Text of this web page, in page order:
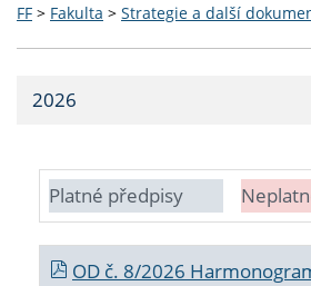
FF > Fakulta > Strategie a další
2026
Platné předpisy
OD č. 8/2026